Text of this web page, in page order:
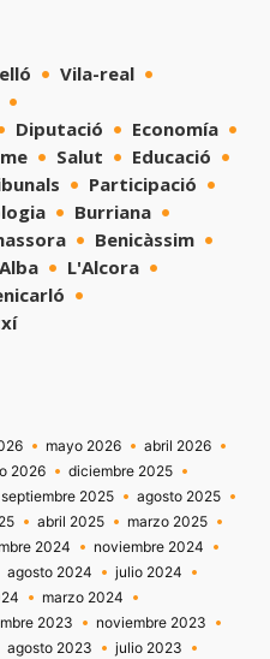
Vila-real
Diputació
Economía
Salut
Educació
Participació
Burriana
Benicàssim
L'Alcora
mayo 2026
abril 2026
2026
diciembre 2025
septiembre 2025
agosto 2025
abril 2025
marzo 2025
2024
noviembre 2024
agosto 2024
julio 2024
marzo 2024
2023
noviembre 2023
agosto 2023
julio 2023